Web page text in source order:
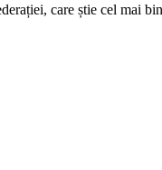
care știe cel mai